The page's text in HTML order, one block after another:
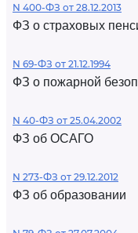
N 400-ФЗ от 28.12.2013
ФЗ о страховых
N 69-ФЗ от 21.12.1994
ФЗ о пожарной
N 40-ФЗ от 25.04.2002
ФЗ об ОСАГО
N 273-ФЗ от 29.12.2012
ФЗ об образовании